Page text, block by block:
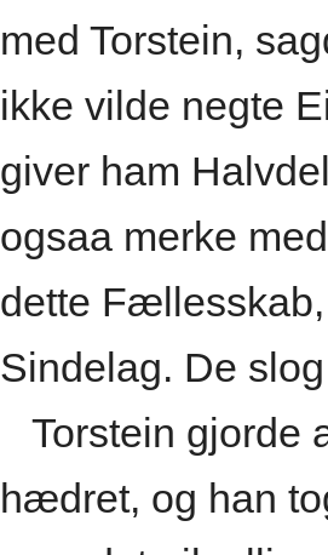
med Torstein,
ikke vilde negte
giver ham
ogsaa merke
dette
Sindelag. De
Torstein gjorde
hædret, og han